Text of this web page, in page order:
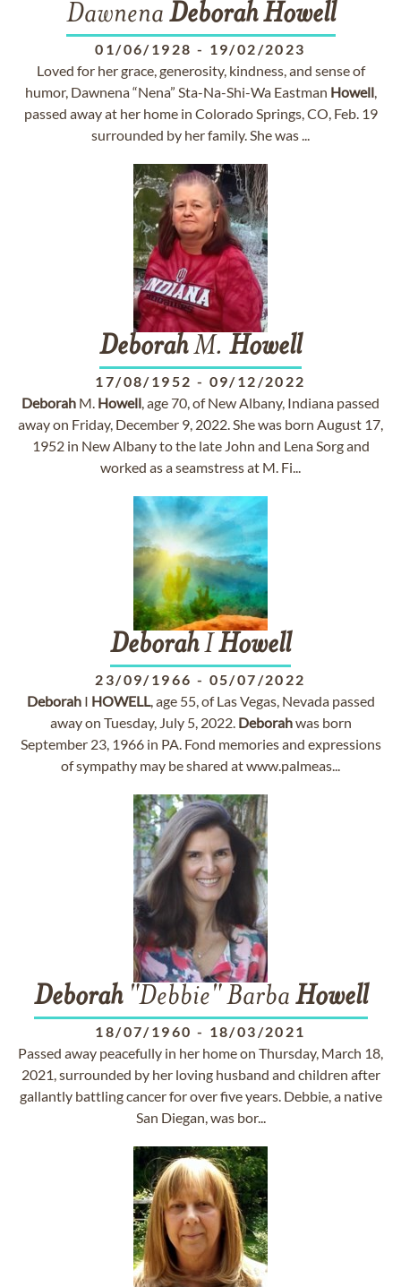
Dawnena Deborah Howell
01/06/1928 - 19/02/2023
Loved for her grace, generosity, kindness, and sense of
humor, Dawnena “Nena” Sta-Na-Shi-Wa Eastman Howell,
passed away at her home in Colorado Springs, CO, Feb. 19
surrounded by her family. She was ...
DeborahM. Howell
17/08/1952 - 09/12/2022
Deborah M. Howell, age 70, of New Albany, Indiana passed
away on Friday, December 9, 2022. She was born August 17,
1952 in New Albany to the late John and Lena Sorg and
worked as a seamstress at M. Fi...
DeborahI Howell
23/09/1966 - 05/07/2022
DeborahI HOWELL, age 55, of Las Vegas, Nevada passed
away on Tuesday, July 5, 2022. Deborahwas born
September 23, 1966 in PA. Fond memories and expressions
of sympathy may be shared at www.palmeas...
Deborah"Debbie" Barba Howell
18/07/1960 - 18/03/2021
Passed away peacefully in her home on Thursday, March 18,
2021, surrounded by her loving husband and children after
gallantly battling cancer for over five years. Debbie, a native
San Diegan, was bor...